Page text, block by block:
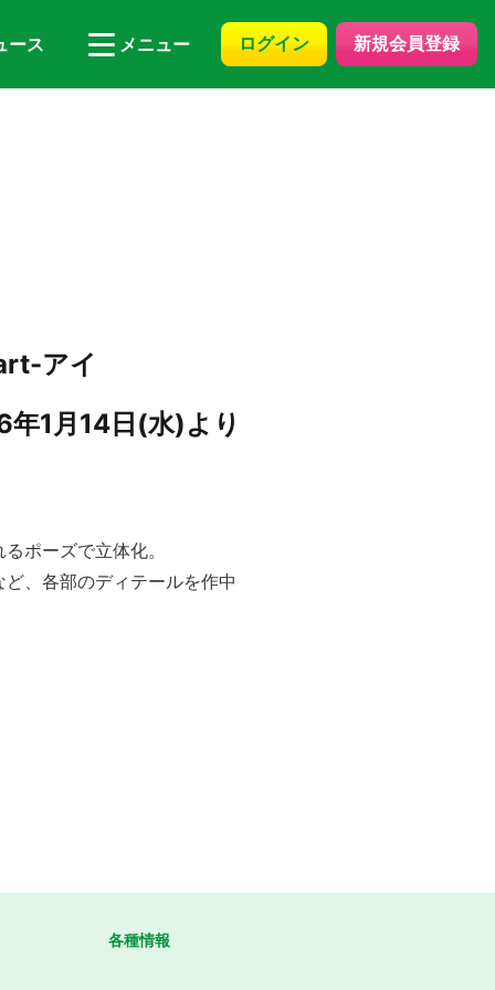
ース メニュー ログイン 新規会員登録
アイ
1月14日(水)より
ポーズで立体化。
、各部のディテールを作中
各種情報